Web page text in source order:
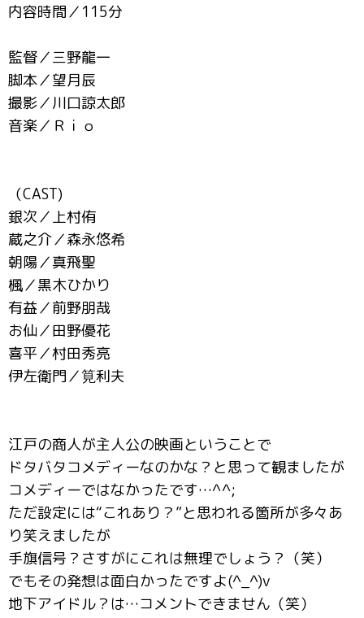
内容時間／115分
監督／三野龍一
脚本／望月辰
撮影／川口諒太郎
音楽／Ｒｉｏ
（CAST)
銀次／上村侑
蔵之介／森永悠希
朝陽／真飛聖
楓／黒木ひかり
有益／前野朋哉
お仙／田野優花
喜平／村田秀亮
伊左衛門／筧利夫
江戸の商人が主人公の映画ということで
ドタバタコメディーなのかな？と思って観ましたが
コメディーではなかったです…^^;
ただ設定には“これあり？”と思われる箇所が多々あ
り笑えましたが
手旗信号？さすがにこれは無理でしょう？（笑）
でもその発想は面白かったですよ(^_^)v
地下アイドル？は…コメントできません（笑）